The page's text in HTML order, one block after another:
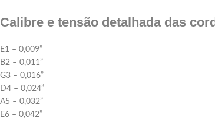
Calibre e tensão detalhada das
E1 – 0,009”
B2 – 0,011”
G3 – 0,016”
D4 – 0,024”
A5 – 0,032”
E6 – 0,042”